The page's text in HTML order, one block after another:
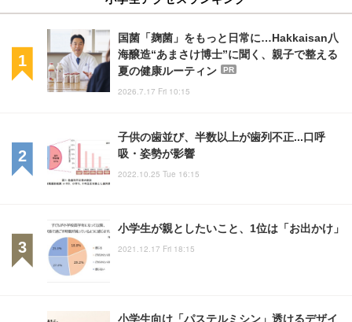
国菌「麹菌」をもっと日常に…Hakkaisan八
海醸造“あまさけ博士”に聞く、親子で整える
夏の健康ルーティン
PR
2026.7.17 Fri 10:15
子供の歯並び、半数以上が歯列不正...口呼
吸・姿勢が影響
2022.10.25 Tue 16:15
小学生が親としたいこと、1位は「お出かけ」
2021.12.17 Fri 18:15
小学生向け「パステルミシン」透けるデザイ